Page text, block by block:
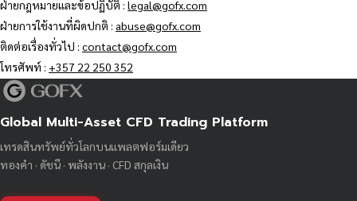
ฝ่ายกฎหมายและข้อปฏิบัติ : legal@gofx.com
ฝ่ายการใช้งานที่ผิดปกติ : abuse@gofx.com
ติดต่อเรื่องทั่วไป : contact@gofx.com
โทรศัพท์ : +357 22 250 352
Global Multi-Asset CFD Trading Platform
เทรดสินทรัพย์ทั่วโลกบนแพลตฟอร์มเดียว
ทองคำ · ดัชนี · พลังงาน · CFD สกุลเงิน